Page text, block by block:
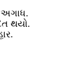
થયો.